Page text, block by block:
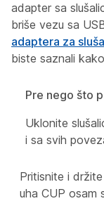
adapter sa
briše vezu sa
adaptera za
biste saznali
Pre nego što
Uklonite
i sa svih
Pritisnite i
uha CUP osam